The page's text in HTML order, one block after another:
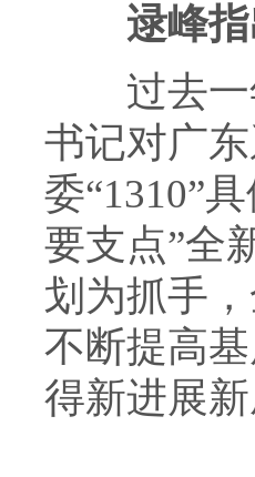
逯峰
过去一年
书记对广
委“1310”
要支点”全
划为抓手
不断提高
得新进展新